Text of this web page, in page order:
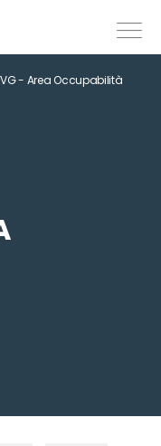
- Area Occupabilità